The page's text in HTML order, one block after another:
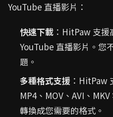
YouTube 直播影片：
快速下載 ：HitPaw 支
YouTube 直播影片。您
題。
多種格式支援 ：HitPaw
MP4、MOV、AVI、
轉換成您需要的格式。